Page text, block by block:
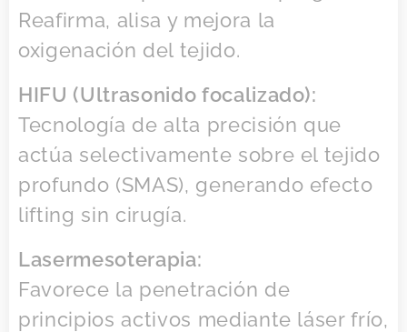
Reafirma, alisa y mejora la
oxigenación del tejido.
HIFU (Ultrasonido focalizado):
Tecnología de alta precisión que
actúa selectivamente sobre el tejido
profundo (SMAS), generando efecto
lifting sin cirugía.
Lasermesoterapia:
Favorece la penetración de
principios activos mediante láser frío,